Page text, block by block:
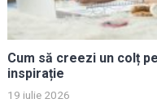
Cum să creezi un colț
inspirație
19 iulie 2026